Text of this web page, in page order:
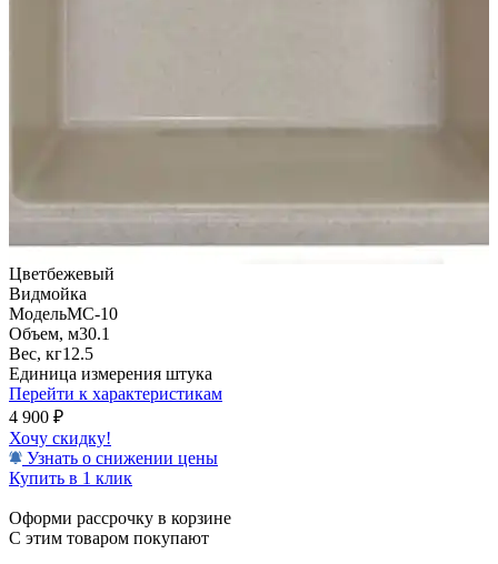
Цветбежевый
Видмойка
МодельМС-10
Объем, м30.1
Вес, кг12.5
Единица измерения штука
Перейти к характеристикам
4 900 ₽
Хочу скидку!
Узнать о снижении цены
Купить в 1 клик
Оформи рассрочку в корзине
С этим товаром покупают